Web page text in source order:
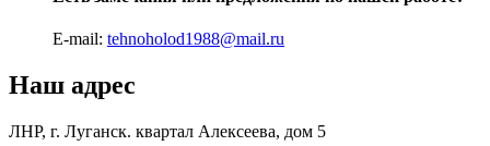
E-mail: tehnoholod1988@mail.ru
Наш адрес
ЛНР, г. Луганск. квартал Алексеева, дом 5